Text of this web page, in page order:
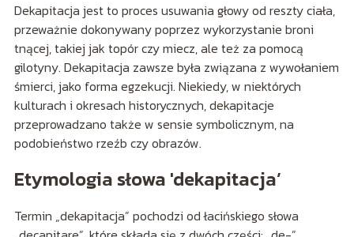
Dekapitacja jest to proces usuwania głowy od reszty ciała,
przeważnie dokonywany poprzez wykorzystanie broni
tnącej, takiej jak topór czy miecz, ale też za pomocą
gilotyny. Dekapitacja zawsze była związana z wywołaniem
śmierci, jako forma egzekucji. Niekiedy, w niektórych
kulturach i okresach historycznych, dekapitacje
przeprowadzano także w sensie symbolicznym, na
podobieństwo rzeźb czy obrazów.
Etymologia słowa 'dekapitacja’
Termin „dekapitacja” pochodzi od łacińskiego słowa